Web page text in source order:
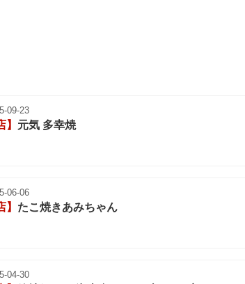
09-23
】 元気 多幸焼
06-06
】 たこ焼きあみちゃん
04-30